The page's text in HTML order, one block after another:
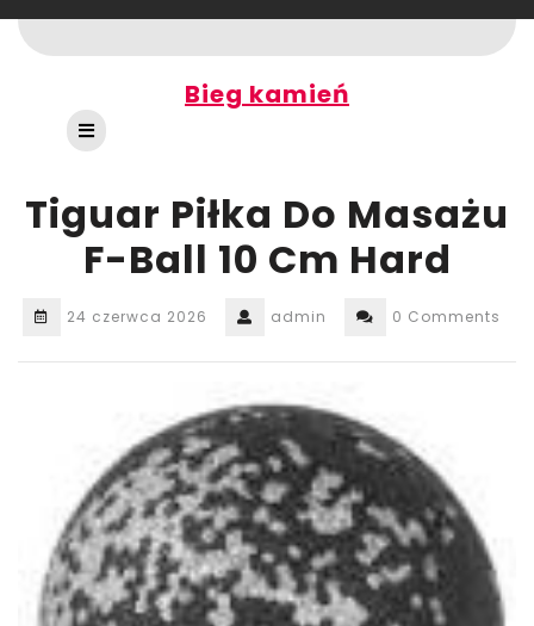
to
content
Bieg kamień
Open
Button
Tiguar Piłka Do Masażu
F-Ball 10 Cm Hard
24 czerwca 2026 admin 0 Comments